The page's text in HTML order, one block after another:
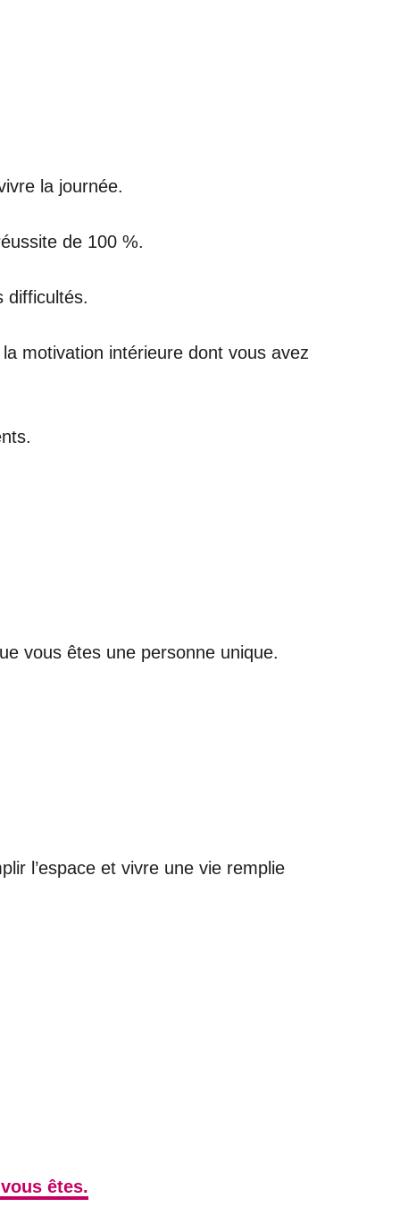
la journée.
de 100 %.
difficultés.
motivation intérieure dont vous avez
vous êtes une personne unique.
l’espace et vivre une vie remplie
êtes.